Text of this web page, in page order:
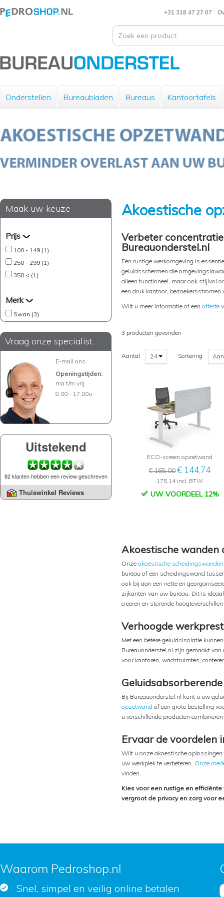
+31 318 47 27 07
Onderstellen Bureaubladen Bureaus Kantoortafels
Maak uw keuze
Prijs
100 - 149 (1)
250 - 299 (1)
350 < (1)
Merk
Swan (3)
Vraag onze specialist
E-mail ons
Openingstijden:
ma t/m vrij
8.00 - 17.00u
Uitstekend
82 klanten hebben een review geschreven
Thuiswinkel Reviews
Akoestische
Verbeter
Bureauonderstel.nl
Een rustige werkomgeving is
geluidsschermen die
alleen functioneel, maar ook stijlvol
een druk kantoor,
Wilt u meer informatie of een offerte
3 producten gevonden
Aantal 24 Sortering
ECO-screen opzetwand
€ 165,00€ 144,74
175,14 incl. BTW
UW VOORDEEL 12%
Akoestische wanden
Onze akoestische scheidingswanden
bureau of een scheidingswand
ook bij aan een nette en
zijkanten van uw bureau. Dit is
creëren en storende
Verhoogde
Met een betere geluidsisolatie
Bureauonderstel.nl zijn gemaakt van
voor kantoren, wachtruimtes,
Bij Bureauonderstel.nl kunt u uw
opzetwand of een grote bestelling
u verschillende producten
Ervaar de voordelen
Wilt u onze akoestische oplossingen
uw werkplek te verbeteren. Onze
vinden.
Kies voor een rustige en
vergroot de privacy en zorg voor
Waarom Pedroshop.nl
Snel, simpel en veilig online betalen